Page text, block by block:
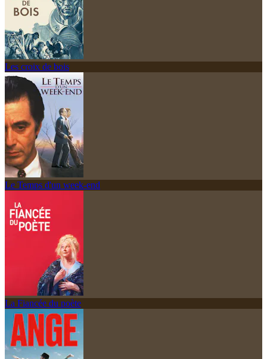
Les croix de bois
Le Temps d'un week-end
La Fiancée du poète